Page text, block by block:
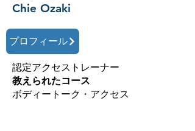
Chie Ozaki
プロフィール
認定アクセストレーナー
教えられたコース
ボディートーク・アクセス